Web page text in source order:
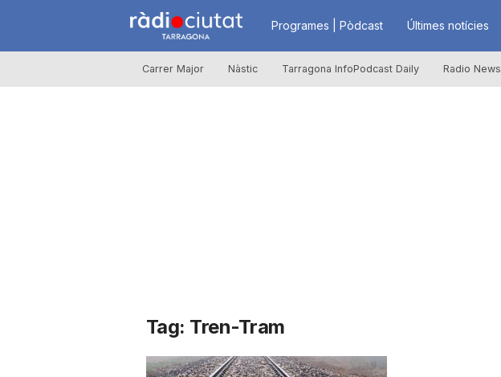
R
à
i
Programes | Pòdcast Últimes notícies
Carrer Major Nàstic Tarragona InfoPodcast Daily Radio News
Tag: Tren-Tram